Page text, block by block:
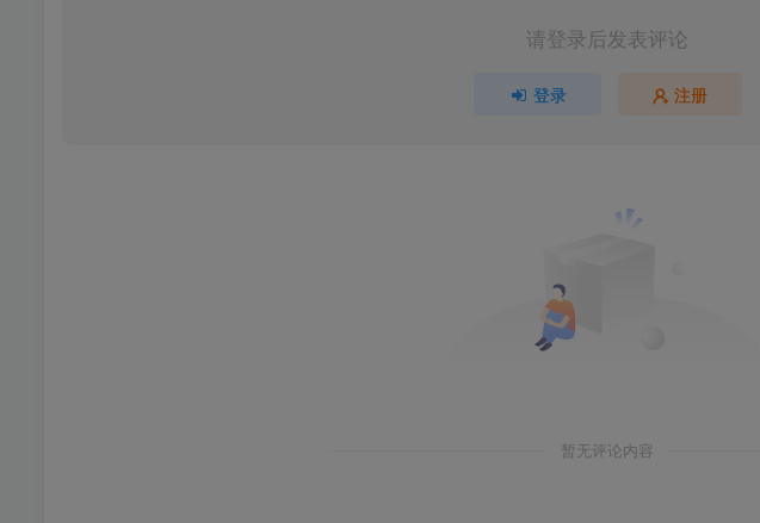
请登录后发表评论
登录 注册
暂无评论内容